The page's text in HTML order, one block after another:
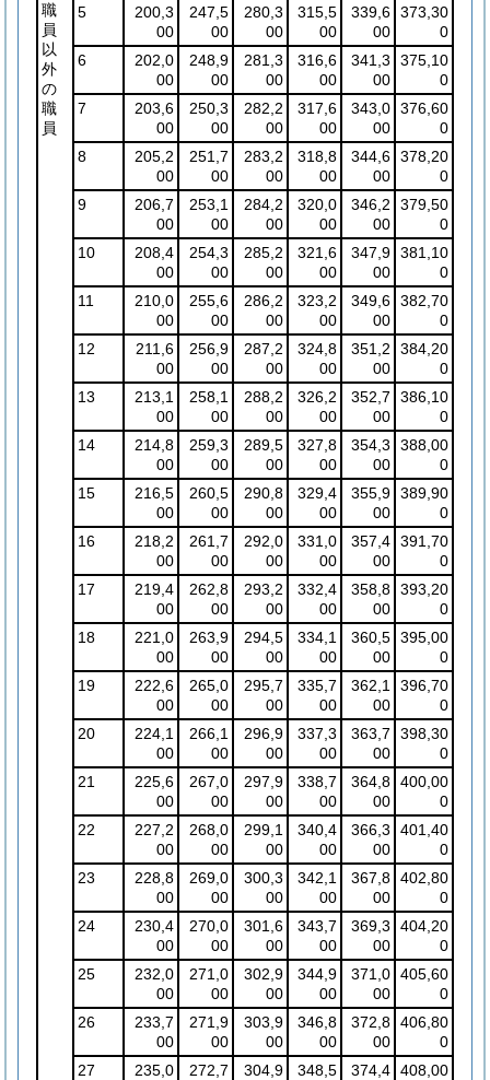
職
員
以
外
の
職
員
5
200,3
00
247,5
00
280,3
00
315,5
00
339,6
00
373,30
0
6
202,0
00
248,9
00
281,3
00
316,6
00
341,3
00
375,10
0
7
203,6
00
250,3
00
282,2
00
317,6
00
343,0
00
376,60
0
8
205,2
00
251,7
00
283,2
00
318,8
00
344,6
00
378,20
0
9
206,7
00
253,1
00
284,2
00
320,0
00
346,2
00
379,50
0
10
208,4
00
254,3
00
285,2
00
321,6
00
347,9
00
381,10
0
11
210,0
00
255,6
00
286,2
00
323,2
00
349,6
00
382,70
0
12
211,6
00
256,9
00
287,2
00
324,8
00
351,2
00
384,20
0
13
213,1
00
258,1
00
288,2
00
326,2
00
352,7
00
386,10
0
14
214,8
00
259,3
00
289,5
00
327,8
00
354,3
00
388,00
0
15
216,5
00
260,5
00
290,8
00
329,4
00
355,9
00
389,90
0
16
218,2
00
261,7
00
292,0
00
331,0
00
357,4
00
391,70
0
17
219,4
00
262,8
00
293,2
00
332,4
00
358,8
00
393,20
0
18
221,0
00
263,9
00
294,5
00
334,1
00
360,5
00
395,00
0
19
222,6
00
265,0
00
295,7
00
335,7
00
362,1
00
396,70
0
20
224,1
00
266,1
00
296,9
00
337,3
00
363,7
00
398,30
0
21
225,6
00
267,0
00
297,9
00
338,7
00
364,8
00
400,00
0
22
227,2
00
268,0
00
299,1
00
340,4
00
366,3
00
401,40
0
23
228,8
00
269,0
00
300,3
00
342,1
00
367,8
00
402,80
0
24
230,4
00
270,0
00
301,6
00
343,7
00
369,3
00
404,20
0
25
232,0
00
271,0
00
302,9
00
344,9
00
371,0
00
405,60
0
26
233,7
00
271,9
00
303,9
00
346,8
00
372,8
00
406,80
0
27
235,0
272,7
304,9
348,5
374,4 408,00